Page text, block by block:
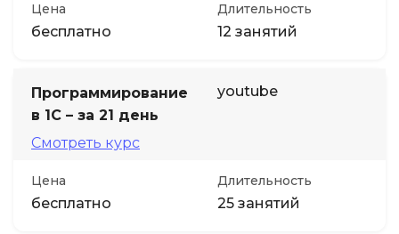
Цена
бесплатно
Длительность
12 занятий
Программирование
в 1С – за 21 день
Смотреть курс
youtube
Цена
бесплатно
Длительность
25 занятий